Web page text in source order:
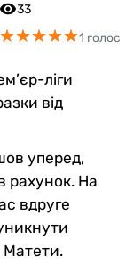
33
★★★★★
★★★★★1 голос
ліги
від
уперед,
рахунок. На
вдруге
Матети.